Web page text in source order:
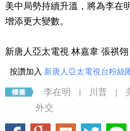
美中局勢持續升溫，將為李在
增添更大變數。
新唐人亞太電視 林嘉韋 張祺
按讚加入 新唐人亞太電視台粉絲
李在明 川普
外交